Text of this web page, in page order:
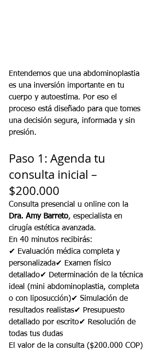
Entendemos que una abdominoplastia
es una inversión importante en tu
cuerpo y autoestima. Por eso el
proceso está diseñado para que tomes
una decisión segura, informada y sin
presión.
Paso 1: Agenda tu
consulta inicial –
$200.000
Consulta presencial u online con la
Dra. Amy Barreto, especialista en
cirugía estética avanzada.
En 40 minutos recibirás:
✔ Evaluación médica completa y
personalizada✔ Examen físico
detallado✔ Determinación de la técnica
ideal (mini abdominoplastia, completa
o con liposucción)✔ Simulación de
resultados realistas✔ Presupuesto
detallado por escrito✔ Resolución de
todas tus dudas
El valor de la consulta ($200.000 COP)